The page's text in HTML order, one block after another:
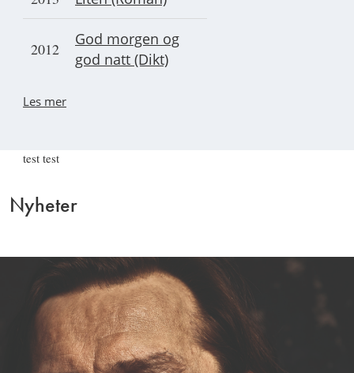
2012
God morgen og
god natt (Dikt)
Les mer
test test
Nyheter